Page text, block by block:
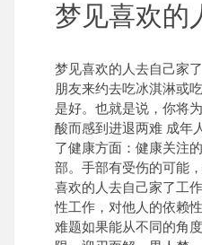
梦见喜欢的人去自己家
朋友来约去吃冰淇淋或
是好。也就是说，你将
酸而感到进退两难 成年
了健康方面：健康关注
部。手部有受伤的可能
喜欢的人去自己家了工
性工作，对他人的依赖
难题如果能从不同的角